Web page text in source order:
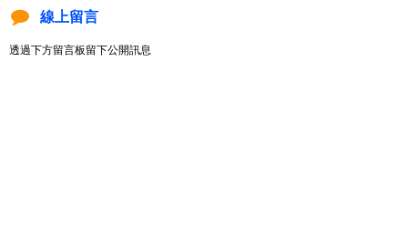
線上留言
透過下方留言板留下公開訊息